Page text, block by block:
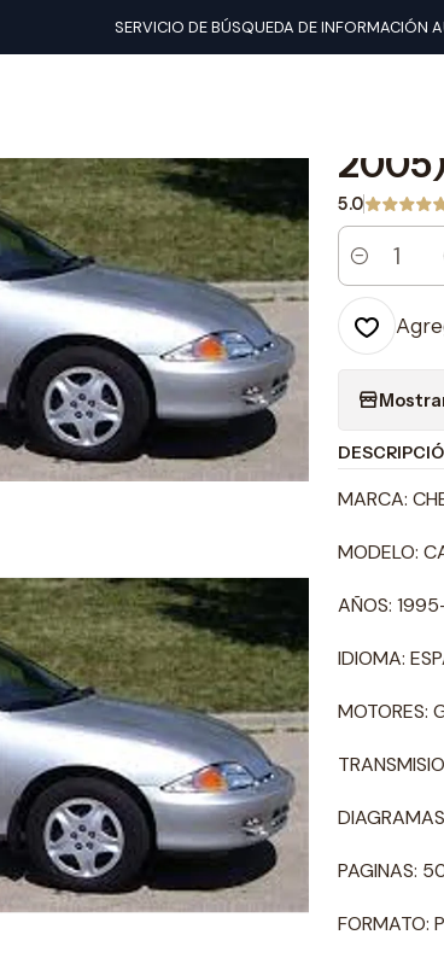
SERVICIO DE BÚSQUEDA DE INFORMACIÓN
Manuales de taller Chevrolet Manual De Taller
5.0
Cantidad
MARCA:
MODELO:
AÑOS:
IDIOMA:
MOTORES:
PAGINAS:
FORMATO: